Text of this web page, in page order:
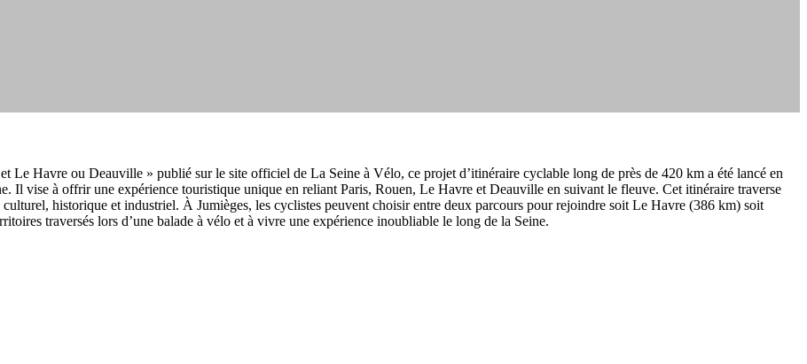
Le Havre ou Deauville » publié sur le site officiel de La Seine à Vélo, ce projet d’itinéraire cyclable long de près de 420 km a été lancé en
Il vise à offrir une expérience touristique unique en reliant Paris, Rouen, Le Havre et Deauville en suivant le fleuve. Cet itinéraire traverse
culturel, historique et industriel. À Jumièges, les cyclistes peuvent choisir entre deux parcours pour rejoindre soit Le Havre (386 km) soit
traversés lors d’une balade à vélo et à vivre une expérience inoubliable le long de la Seine.